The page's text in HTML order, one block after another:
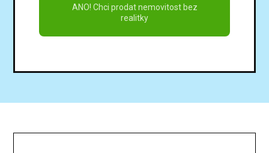
ANO! Chci prodat nemovitost bez
realitky